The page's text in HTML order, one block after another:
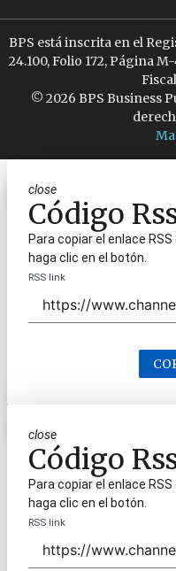
BPS está inscrita en el
24.100, Folio 172, Página
© 2026 BPS Business
close
Código
Para copiar el enlace
haga clic en el botón.
RSS link
close
Código
Para copiar el enlace
haga clic en el botón.
RSS link